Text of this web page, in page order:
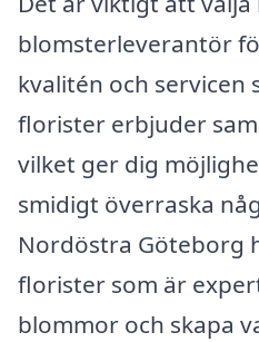
blomsterleverantör
kvalitén och servicen
florister erbjuder
vilket ger dig
smidigt överraska
Nordöstra Göteborg
florister som är
blommor och skapa